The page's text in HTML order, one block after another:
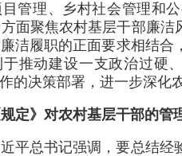
目管理、乡村社会管理和
面聚焦农村基层干部廉洁
洁履职的正面要求相结
推动建设一支政治过硬
的决策部署，进一步深化
定》对农村基层干部的管
平总书记强调，要总结经